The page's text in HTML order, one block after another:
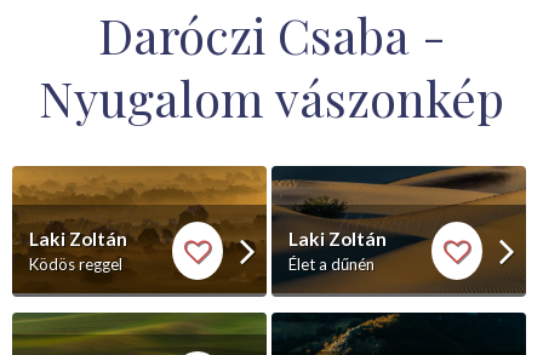
Daróczi Csaba -
Nyugalom vászonkép
Laki Zoltán
Ködös reggel
Laki Zoltán
Élet a dűnén